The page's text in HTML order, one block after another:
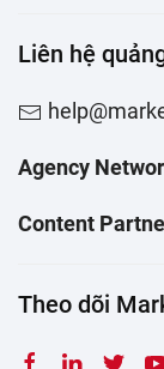
Liên hệ
Agency
Content
Theo dõi